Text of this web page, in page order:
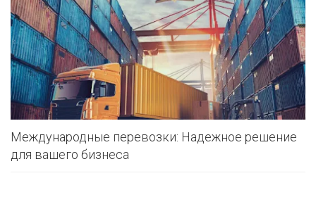
Международные перевозки: Надежное решение
для вашего бизнеса